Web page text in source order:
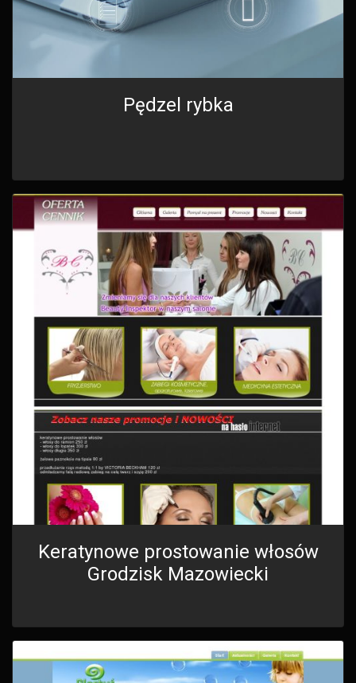
Pędzel rybka
Keratynowe prostowanie włosów
Grodzisk Mazowiecki